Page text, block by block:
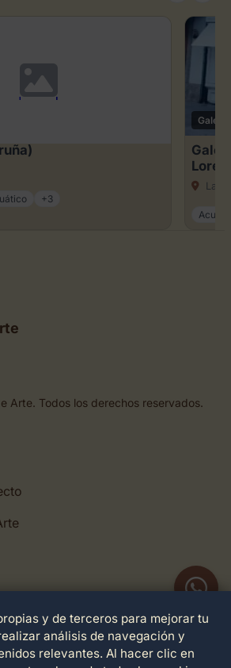
+3
Galería
La
Arte. Todos los derechos reservados.
y de terceros para mejorar tu
análisis de navegación y
relevantes. Al hacer clic en